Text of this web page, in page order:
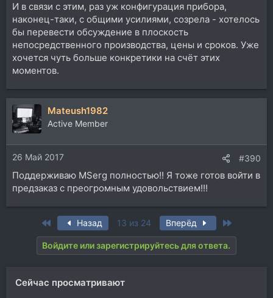
И в связи с этим, раз уж конфигурация прибора,
наконец-таки, с общими усилиями, созрела - хотелось
бы перевести обсуждение в плоскость
непосредственного производства, цены и сроков. Уже
хочется чуть больше конкретики на счёт этих
моментов.
Mateush1982
Active Member
26 Май 2017 #390
Поддерживаю MSerg полностью!! Я тоже готов войти в
предзаказ с преогромным удовольствием!!!
First Назад 13 из 24 Вперёд
Войдите или зарегистрируйтесь для ответа.
Сейчас просматривают